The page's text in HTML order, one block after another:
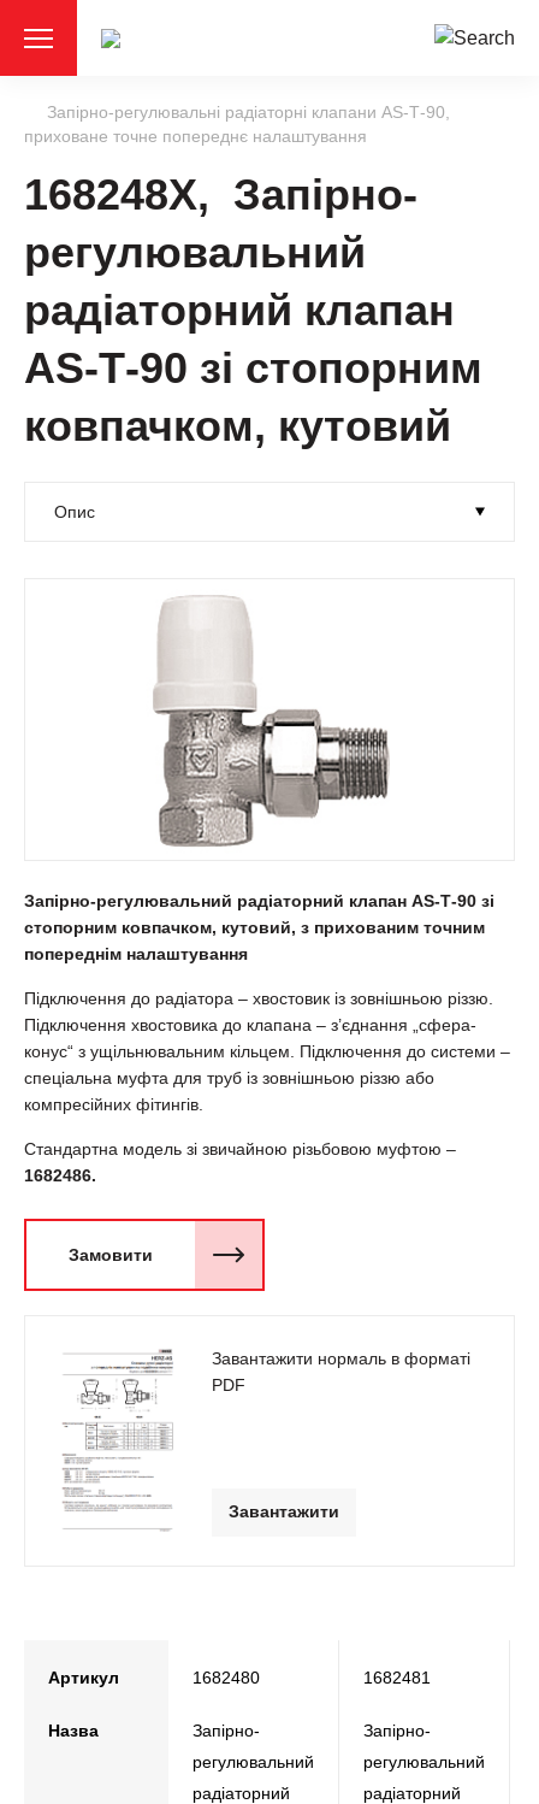
Запірно-регулювальні радіаторні клапани АS-Т-90,
приховане точне попереднє налаштування
168248X, Запірно-
регулювальний
радіаторний клапан
АS-Т-90 зі стопорним
ковпачком, кутовий
Запірно-регулювальний радіаторний клапан АS-Т-90 зі
стопорним ковпачком, кутовий, з прихованим точним
попереднім налаштування
Підключення до радіатора – хвостовик із зовнішньою різзю.
Підключення хвостовика до клапана – з’єднання „сфера-
конус“ з ущільнювальним кільцем. Підключення до системи –
спеціальна муфта для труб із зовнішньою різзю або
компресійних фітингів.
Стандартна модель зі звичайною різьбовою муфтою –
1682486.
Замовити
Завантажити нормаль в форматі
PDF
Завантажити
Артикул 1682480 1682481
Назва
Запірно-
регулювальний
радіаторний
Запірно-
регулювальний
радіаторний